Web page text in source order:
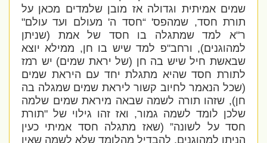
שמים אמיתית וגדולה אז מובן שלמדים מכאן על
תורת חסד, שמהפס' “חסד ה' מעולם ועד עולם"
ר"א למד שמתגלה בו חסד של אמת (שניתן
למהוגנים), ורחב"פ למד שיש בו חן, ממילא יוצא
שבאשת חיל שיש בה חן (של יראת שמים) יש רמז
לתורת חסד שהיא מתגלת יחד עם היראת שמים
(שכל הנאמר לחיוב קשור ליראת שמים שמגלה בה
חן), שזהו תורה לשמה שבאה מיראת שמים שלמה
שלכן לומד לשמה גמור, ואז זהו גילוי של "תורת
חסד על לשונה” (שאז מתגלה חסד אמיתי כעין
הניתן למהוגנים, להבדיל מהלומד שלא לשמה שאין